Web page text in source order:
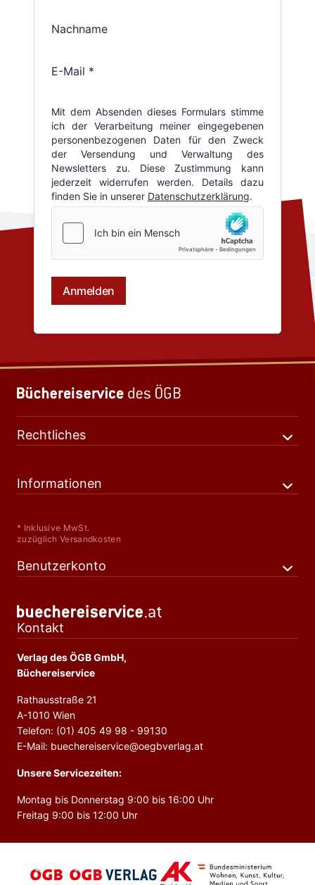
Rechtliches
Informationen
* Inklusive MwSt.
zuzüglich Versandkosten
Benutzerkonto
Kontakt
Verlag des ÖGB GmbH,
Büchereiservice
Rathausstraße 21
A-1010 Wien
Telefon: (01) 405 49 98 - 99130
E-Mail: buechereiservice@oegbverlag.at
Unsere Servicezeiten:
Montag bis Donnerstag 9:00 bis 16:00 Uhr
Freitag 9:00 bis 12:00 Uhr